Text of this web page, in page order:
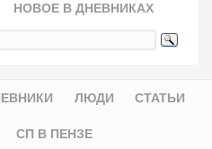
НОВОЕ В ДНЕВНИКАХ
ЛЮДИ СТАТЬИ
СП В ПЕНЗЕ